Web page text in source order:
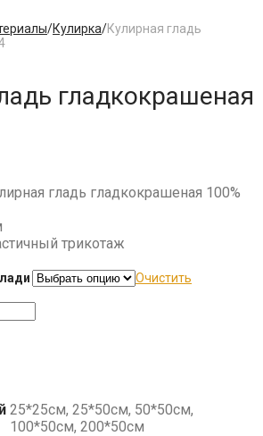
/Кулирка/Кулирная гладь
гладкокрашеная
гладь гладкокрашеная 100%
трикотаж
Очистить
25*25см, 25*50см, 50*50см,
100*50см, 200*50см